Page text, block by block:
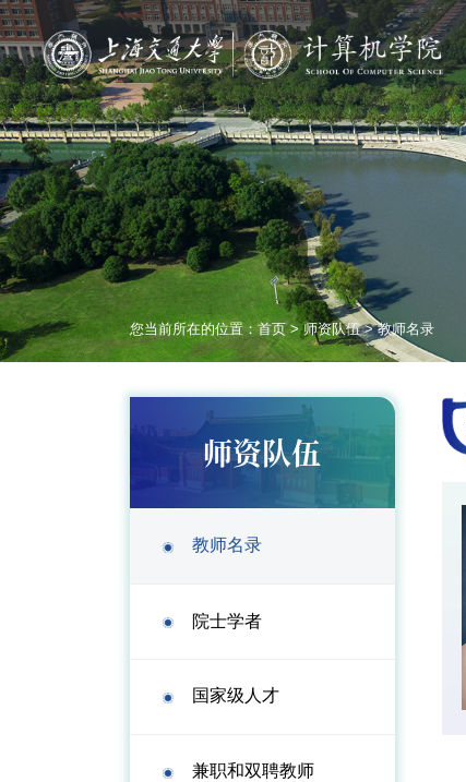
您当前所在的位置： 首页>师资队伍>教师名录
师资队伍
教师名录
院士学者
国家级人才
兼职和双聘教师